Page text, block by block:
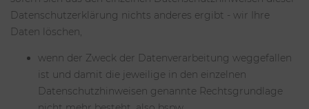
Datenschutzerklärung nichts anderes ergibt - wir Ihre
Daten löschen,
wenn der Zweck der Datenverarbeitung weggefallen
ist und damit die jeweilige in den einzelnen
Datenschutzhinweisen genannte Rechtsgrundlage